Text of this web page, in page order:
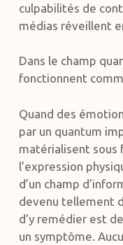
culpabilités de
médias réveillent
Dans le champ
fonctionnent
Quand des
par un quantum
matérialisent sous
l’expression
d’un champ
devenu tellement
d’y remédier est
un symptôme.